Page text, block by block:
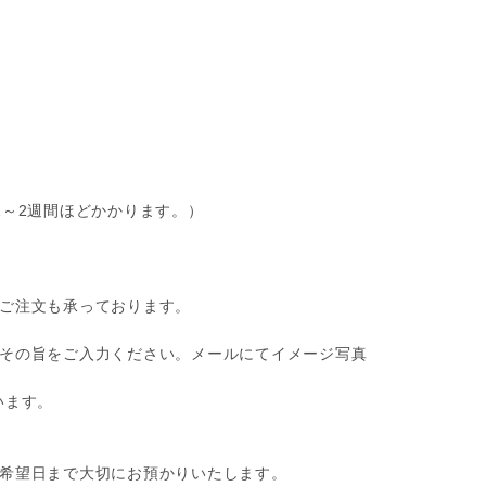
2週間ほどかかります。）
注文も承っております。
の旨をご入力ください。メールにてイメージ写真
す。
望日まで大切にお預かりいたします。